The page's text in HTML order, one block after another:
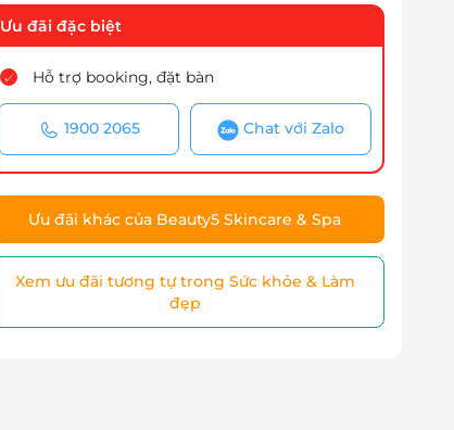
Ưu đãi đặc biệt
Hỗ trợ booking, đặt bàn
1900 2065 Chat với Zalo
Ưu đãi khác của Beauty5 Skincare & Spa
Xem ưu đãi tương tự trong Sức khỏe & Làm
đẹp